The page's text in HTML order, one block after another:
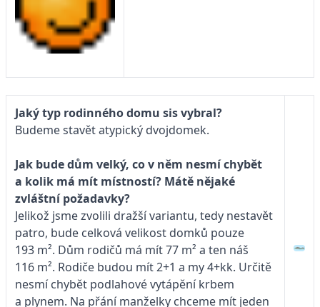
Jaký typ rodinného domu sis vybral?
Budeme stavět atypický dvojdomek.
Jak bude dům velký, co v něm nesmí chybět
a kolik má mít místností? Mátě nějaké
zvláštní požadavky?
Jelikož jsme zvolili dražší variantu, tedy nestavět
patro, bude celková velikost domků pouze
193 m². Dům rodičů má mít 77 m² a ten náš
116 m². Rodiče budou mít 2+1 a my 4+kk. Určitě
nesmí chybět podlahové vytápění krbem
a plynem. Na přání manželky chceme mít jeden